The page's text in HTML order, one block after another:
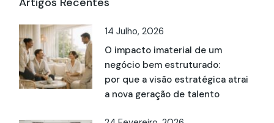
14 Julho, 2026
O impacto imaterial de um
negócio bem estruturado:
por que a visão estratégica atrai
a nova geração de talento